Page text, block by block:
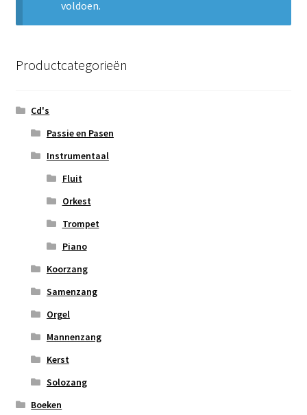
voldoen.
Productcategorieën
Cd's
Passie en Pasen
Instrumentaal
Fluit
Orkest
Trompet
Piano
Koorzang
Samenzang
Orgel
Mannenzang
Kerst
Solozang
Boeken